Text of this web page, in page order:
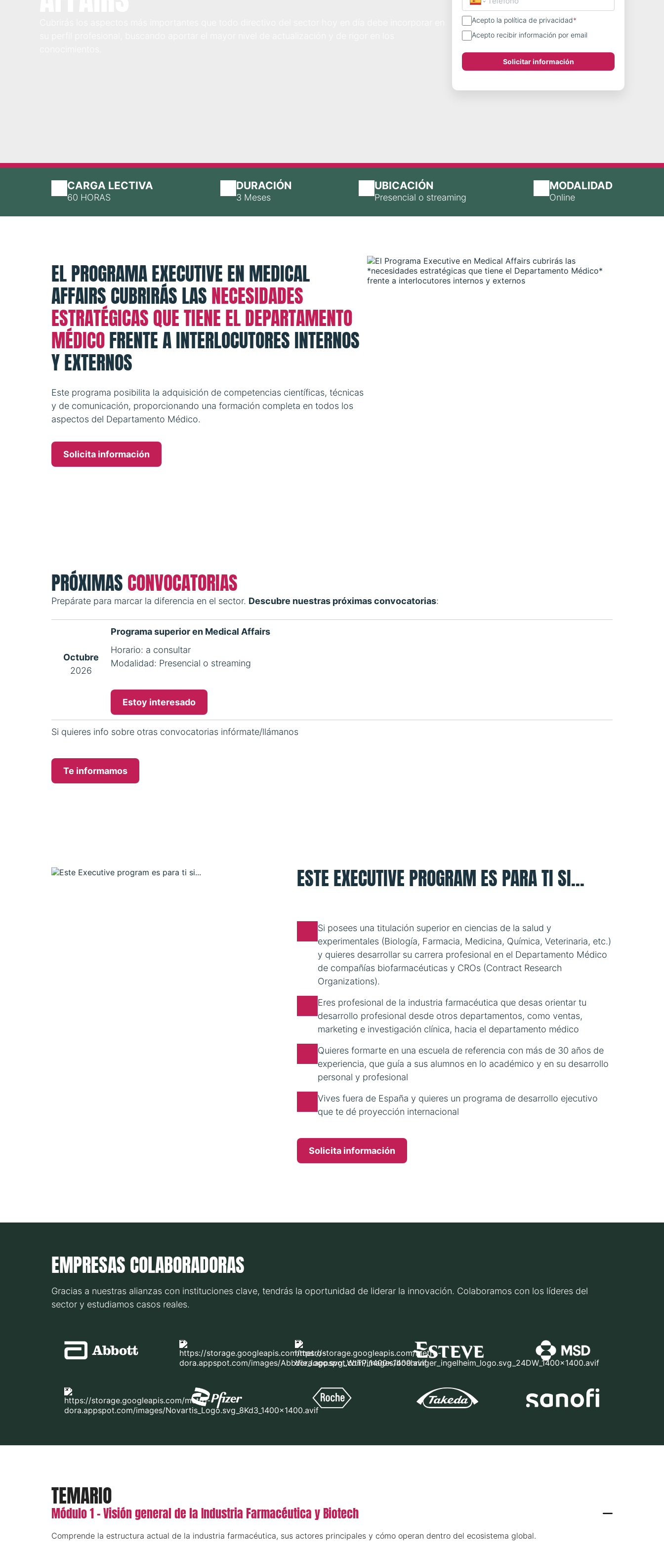
Acepto la política de privacidad*
Acepto recibir información por email
Solicitar información
CARGA LECTIVA
60 HORAS
DURACIÓN
3 Meses
UBICACIÓN
Presencial o streaming
MODALIDAD
Online
EL PROGRAMA EXECUTIVE EN MEDICAL
AFFAIRS CUBRIRÁS LASNECESIDADES
ESTRATÉGICAS QUE TIENE EL DEPARTAMENTO
MÉDICOFRENTE A INTERLOCUTORES INTERNOS
Y EXTERNOS
Este programa posibilita la adquisición de competencias científicas, técnicas
y de comunicación, proporcionando una formación completa en todos los
aspectos del Departamento Médico.
Solicita información
PRÓXIMASCONVOCATORIAS
Prepárate para marcar la diferencia en el sector. Descubre nuestras próximas convocatorias:
Octubre
2026
Programa superior en Medical Affairs
Horario: a consultar
Modalidad: Presencial o streaming
Estoy interesado
Si quieres info sobre otras convocatorias infórmate/llámanos
Te informamos
ESTE EXECUTIVE PROGRAM ES PARA TI SI...
Si posees una titulación superior en ciencias de la salud y
experimentales (Biología, Farmacia, Medicina, Química, Veterinaria, etc.)
y quieres desarrollar su carrera profesional en el Departamento Médico
de compañías biofarmacéuticas y CROs (Contract Research
Organizations).
Eres profesional de la industria farmacéutica que desas orientar tu
desarrollo profesional desde otros departamentos, como ventas,
marketing e investigación clínica, hacia el departamento médico
Quieres formarte en una escuela de referencia con más de 30 años de
experiencia, que guía a sus alumnos en lo académico y en su desarrollo
personal y profesional
Vives fuera de España y quieres un programa de desarrollo ejecutivo
que te dé proyección internacional
Solicita información
EMPRESAS COLABORADORAS
Gracias a nuestras alianzas con instituciones clave, tendrás la oportunidad de liderar la innovación. Colaboramos con los líderes del
sector y estudiamos casos reales.
TEMARIO
Módulo 1 - Visión general de la Industria Farmacéutica y Biotech
Comprende la estructura actual de la industria farmacéutica, sus actores principales y cómo operan dentro del ecosistema global.